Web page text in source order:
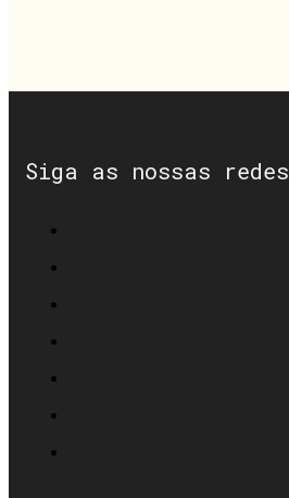
Siga as nossas redes